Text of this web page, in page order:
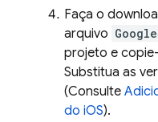
Faça o
arquivo
projeto e
Substitua as
(Consulte
do iOS).